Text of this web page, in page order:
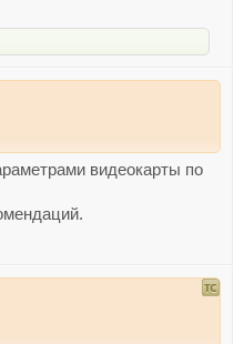
видеокарты по